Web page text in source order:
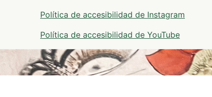
Política de accesibilidad de Instagram
Política de accesibilidad de YouTube